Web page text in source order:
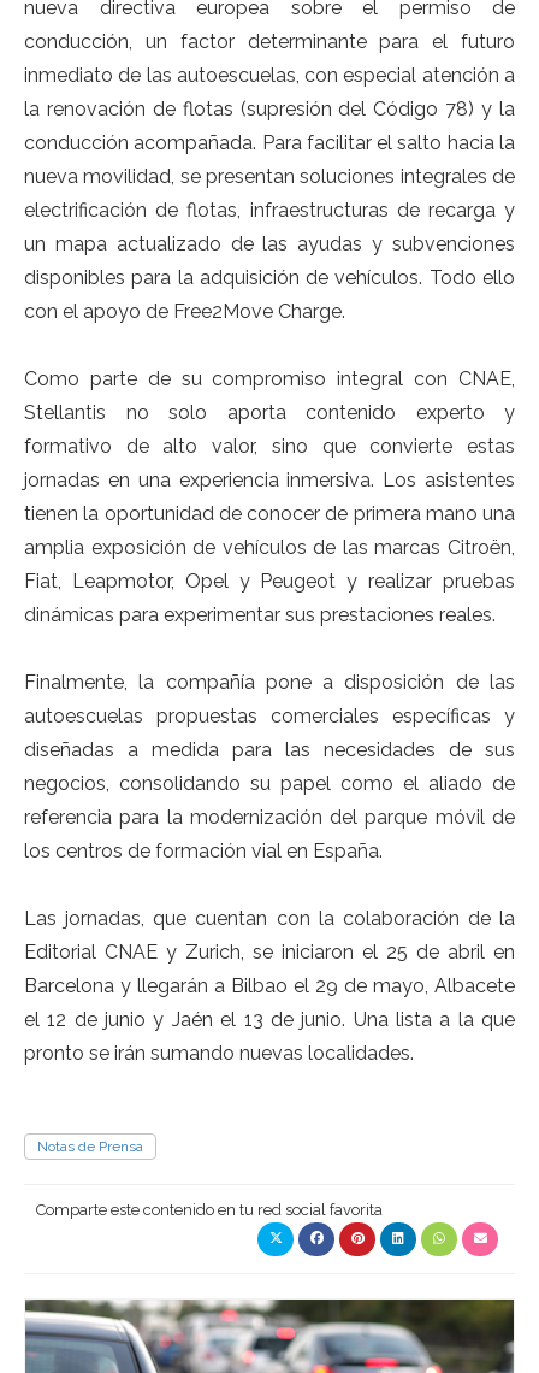
nueva directiva europea sobre el permiso de
conducción, un factor determinante para el futuro
inmediato de las autoescuelas, con especial atención a
la renovación de flotas (supresión del Código 78) y la
conducción acompañada. Para facilitar el salto hacia la
nueva movilidad, se presentan soluciones integrales de
electrificación de flotas, infraestructuras de recarga y
un mapa actualizado de las ayudas y subvenciones
disponibles para la adquisición de vehículos. Todo ello
con el apoyo de Free2Move Charge.
Como parte de su compromiso integral con CNAE,
Stellantis no solo aporta contenido experto y
formativo de alto valor, sino que convierte estas
jornadas en una experiencia inmersiva. Los asistentes
tienen la oportunidad de conocer de primera mano una
amplia exposición de vehículos de las marcas Citroën,
Fiat, Leapmotor, Opel y Peugeot y realizar pruebas
dinámicas para experimentar sus prestaciones reales.
Finalmente, la compañía pone a disposición de las
autoescuelas propuestas comerciales específicas y
diseñadas a medida para las necesidades de sus
negocios, consolidando su papel como el aliado de
referencia para la modernización del parque móvil de
los centros de formación vial en España.
Las jornadas, que cuentan con la colaboración de la
Editorial CNAE y Zurich, se iniciaron el 25 de abril en
Barcelona y llegarán a Bilbao el 29 de mayo, Albacete
el 12 de junio y Jaén el 13 de junio. Una lista a la que
pronto se irán sumando nuevas localidades.
Notas de Prensa
Comparte este contenido en tu red social favorita